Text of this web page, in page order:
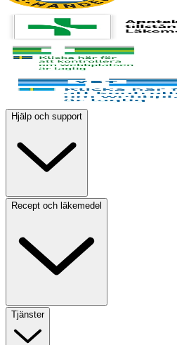
Hjälp och support
Recept och läkemedel
Tjänster